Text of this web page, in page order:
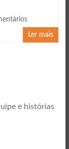
Ler mais
e histórias